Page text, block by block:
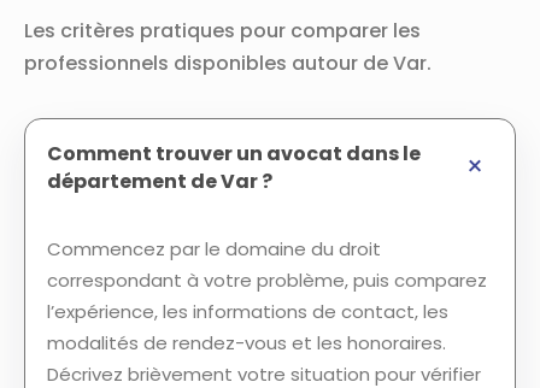
Les critères pratiques pour comparer les
professionnels disponibles autour de Var.
Comment trouver un avocat dans le
département de Var ?
Commencez par le domaine du droit
correspondant à votre problème, puis comparez
l’expérience, les informations de contact, les
modalités de rendez-vous et les honoraires.
Décrivez brièvement votre situation pour vérifier